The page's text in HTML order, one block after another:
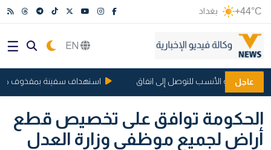
+44°C بغداد
عاجل
الحالي هو الأنسب للتوصل إلى اتفاق استهداف سفينة بمقذوف
الحكومة توافق على تخصيص قطع
أراضٍ لجميع موظفي وزارة العدل